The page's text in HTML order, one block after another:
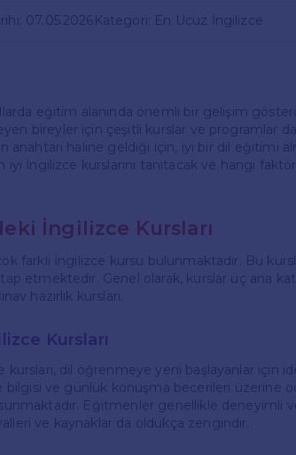
07.05.2026 Kategori: En Ucuz İngilizce
eğitim alanında önemli bir gelişim
bireyler için çeşitli kurslar ve programlar
anahtarı haline geldiği için, iyi bir dil eğitimi
iyi İngilizce kurslarını tanıtacak ve hangi
İngilizce Kursları
farklı İngilizce kursu bulunmaktadır. Bu
etmektedir. Genel olarak, kurslar üç ana
hazırlık kursları.
Kursları
kursları, dil öğrenmeye yeni başlayanlar için
bilgisi ve günlük konuşma becerileri üzerine
Eğitmenler genellikle deneyimli
ve kaynaklar da oldukça zengindir.